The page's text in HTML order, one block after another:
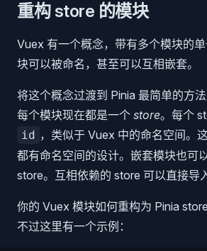
重构 store 的模块
Vuex 有一个概念，带有多个模块的
块可以被命名，甚至可以互相嵌套。
将这个概念过渡到 Pinia 最简单的方
每个模块现在都是一个 store。每个
id ，类似于 Vuex 中的命名空间。
都有命名空间的设计。嵌套模块也可
store。互相依赖的 store 可以直接导
你的 Vuex 模块如何重构为 Pinia
不过这里有一个示例：